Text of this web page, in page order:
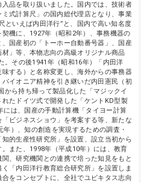
品を取り扱いました。国内では、技術者
式計算尺」の国内総代理店となり、事業
といえば内田洋行”と、国内で高い知名度
機に、1927年（昭和2年）、事務機器の
国産初の「トーホー自動番号器」、国産
」等、本物志向の高級オリジナル商品
。その後1941年（昭和16年）「内田洋
する）と名称変更し、海外からの事務器
イオニア精神を引き継いだ内田憲民（初
ら持ち帰って製品化した「マジックイ
たドイツ式で開発した「ケントKD型製
には、国産の手動計算機「タイヨー計算
ビジネスショウ」を考案する等、新たな
）、知の創造を実現するための調査・
的生産性研究所」を設置、設立当初から
また、1998年（平成10年）には、教育
、研究機関との連携で培った知見をもと
「内田洋行教育総合研究所」を設置しま
をコンセプトに、全社でユビキタス志向